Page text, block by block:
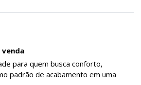
para quem busca conforto,
padrão de acabamento em uma